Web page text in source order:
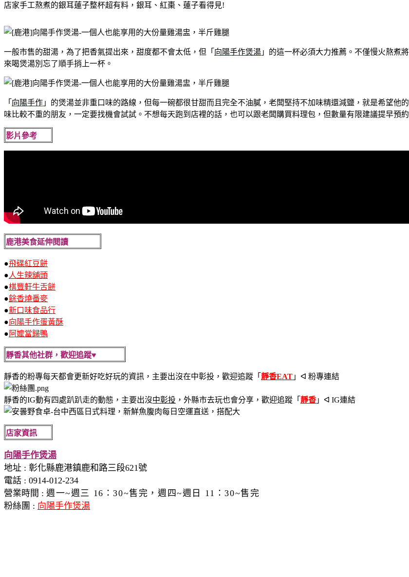
店家手工熬煮的銀耳蓮子整杯超有料，銀耳、紅棗、蓮子看得見!
一般市售的甜湯，為了把香氣提出來，甜度都不會太低，但「 向陽手作煲湯 」的這一杯必須大力推薦。不僅慢火熬煮
來喝煲湯別忘了順手捎上一杯。
「 向陽手作 」的煲湯並非重口味的路線，但每一碗都很甘甜而且完全不油膩，老闆堅持不加味精還減鹽，就是希望他
味比較不重的朋友，一定要找機會試試。不想每天跑到店裡的話，也可以跟老闆購買料理包，但數量有限建議提早預
影片參考
鹿港美食延伸閱讀
●飛碟紅豆餅
●人生辣舖頭
●棋豐軒牛舌餅
●餘香燒番麥
●新口味食品行
●向陽手作蛋黃酥
● 阿嬤當歸鴨
靜香其他社群，歡迎追蹤♥
靜香的粉專每天都會更新好吃好玩的資訊，主要出沒在中彰投，歡迎追蹤 「 靜香EAT 」ᐊ 粉專連結
靜香的IG動有四處趴趴走的動態，主要出沒中彰投 ，外縣市去玩也會分享，歡迎追蹤 「 靜香 」ᐊ IG連結
店家資訊
向陽手作煲湯
地址 : 彰化縣鹿港鎮鹿和路三段621號
電話 : 0914-012-234
營業時間 : 週一~週三 16：30~售完，週四~週日 11：30~售完
粉絲團 : 向陽手作煲湯